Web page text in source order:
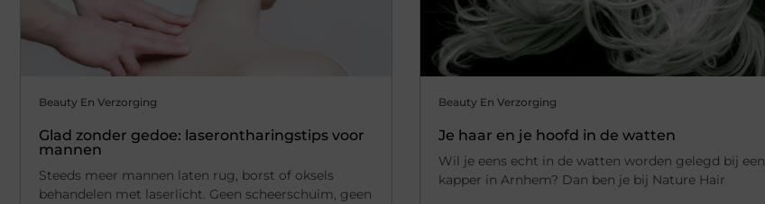
Beauty En Verzorging
Glad zonder gedoe: laserontharingstips voor
mannen
Steeds meer mannen laten rug, borst of oksels
behandelen met laserlicht. Geen scheerschuim, geen
Beauty En Verzorging
Je haar en je hoofd in de watten
Wil je eens echt in de watten worden gelegd bij een
kapper in Arnhem? Dan ben je bij Nature Hair